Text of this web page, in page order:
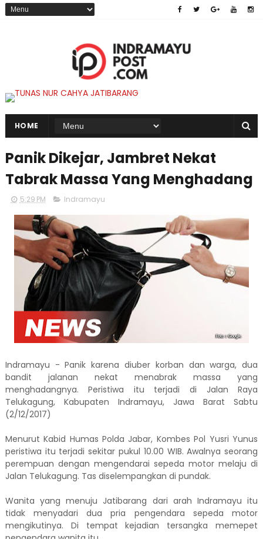
HOME
Panik Dikejar, Jambret Nekat
Tabrak Massa Yang Menghadang
5:29 PM Indramayu
Indramayu - Panik karena diuber korban dan warga, dua
bandit jalanan nekat menabrak massa yang
menghadangnya. Peristiwa itu terjadi di Jalan Raya
Telukagung, Kabupaten Indramayu, Jawa Barat Sabtu
(2/12/2017)
Menurut Kabid Humas Polda Jabar, Kombes Pol Yusri Yunus
peristiwa itu terjadi sekitar pukul 10.00 WIB. Awalnya seorang
perempuan dengan mengendarai sepeda motor melaju di
Jalan Telukagung. Tas diselempangkan di pundak.
Wanita yang menuju Jatibarang dari arah Indramayu itu
tidak menyadari dua pria pengendara sepeda motor
mengikutinya. Di tempat kejadian tersangka memepet